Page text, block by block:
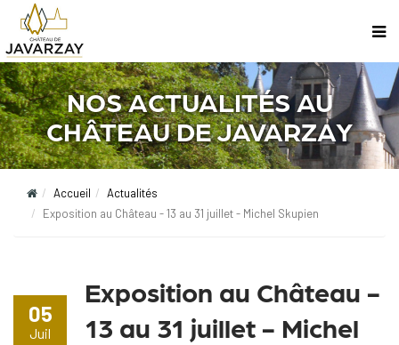
NOS ACTUALITÉS AU
CHÂTEAU DE JAVARZAY
Accueil
Actualités
Exposition au Château - 13 au 31 juillet - Michel Skupien
05
Juil
Exposition au Château -
13 au 31 juillet - Michel